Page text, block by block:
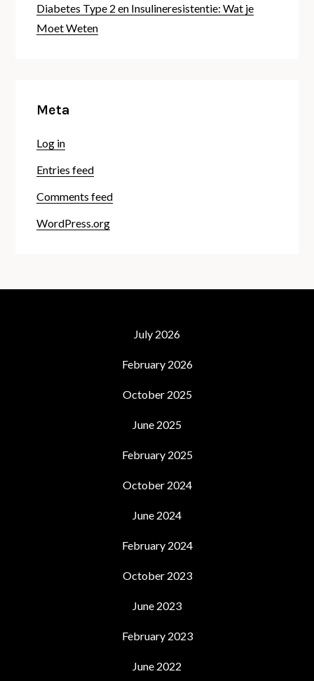
Diabetes Type 2 en Insulineresistentie: Wat je
Moet Weten
Meta
Log in
Entries feed
Comments feed
WordPress.org
July 2026
February 2026
October 2025
June 2025
February 2025
October 2024
June 2024
February 2024
October 2023
June 2023
February 2023
June 2022